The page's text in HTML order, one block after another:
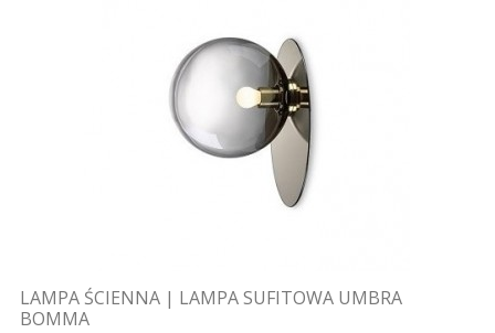
LAMPA ŚCIENNA | LAMPA SUFITOWA UMBRA
BOMMA